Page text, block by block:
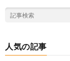
人気の記事